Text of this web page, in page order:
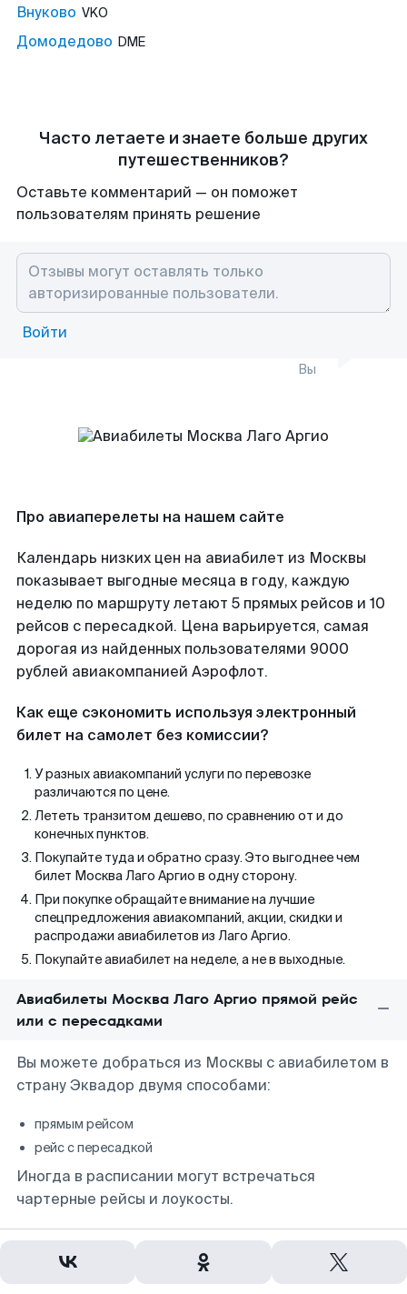
Внуково VKO
Домодедово DME
Часто летаете и знаете больше других
путешественников?
Оставьте комментарий — он поможет
пользователям принять решение
Войти
Вы
Про авиаперелеты на нашем сайте
Календарь низких цен на авиабилет из Москвы
показывает выгодные месяца в году, каждую
неделю по маршруту летают 5 прямых рейсов и 10
рейсов с пересадкой. Цена варьируется, самая
дорогая из найденных пользователями 9000
рублей авиакомпанией Аэрофлот.
Как еще сэкономить используя электронный
билет на самолет без комиссии?
У разных авиакомпаний услуги по перевозке
различаются по цене.
Лететь транзитом дешево, по сравнению от и до
конечных пунктов.
Покупайте туда и обратно сразу. Это выгоднее чем
билет Москва Лаго Аргио в одну сторону.
При покупке обращайте внимание на лучшие
спецпредложения авиакомпаний, акции, скидки и
распродажи авиабилетов из Лаго Аргио.
Покупайте авиабилет на неделе, а не в выходные.
Авиабилеты Москва Лаго Аргио прямой рейс
или с пересадками
Вы можете добраться из Москвы с авиабилетом в
страну Эквадор двумя способами:
прямым рейсом
рейс с пересадкой
Иногда в расписании могут встречаться
чартерные рейсы и лоукосты.